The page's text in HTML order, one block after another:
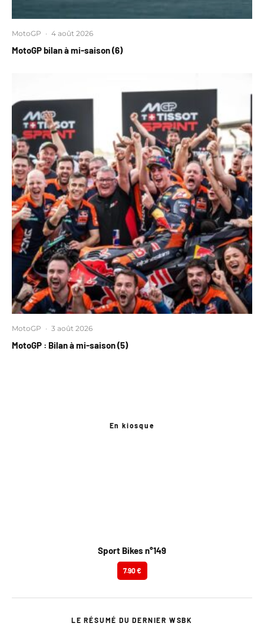
MotoGP · 4 août 2026
MotoGP bilan à mi-saison (6)
MotoGP · 3 août 2026
MotoGP : Bilan à mi-saison (5)
En kiosque
Sport Bikes n°149
7.90 €
LE RÉSUMÉ DU DERNIER WSBK